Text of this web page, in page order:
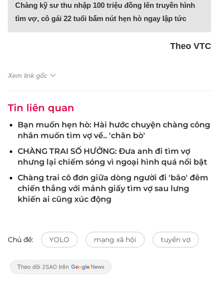
Chàng kỹ sư thu nhập 100 triệu đồng lên truyền hình
tìm vợ, cô gái 22 tuổi bấm nút hẹn hò ngay lập tức
Theo VTC
Xem link gốc
Tin liên quan
Bạn muốn hẹn hò: Hài hước chuyện chàng công
nhân muốn tìm vợ về.. 'chăn bò'
CHÀNG TRAI SỐ HƯỞNG: Đưa anh đi tìm vợ
nhưng lại chiếm sóng vì ngoại hình quá nổi bật
Chàng trai cô đơn giữa dòng người đi 'bão' đêm
chiến thắng với mảnh giấy tìm vợ sau lưng
khiến ai cũng xúc động
Chủ đề: YOLO mạng xã hội tuyển vợ